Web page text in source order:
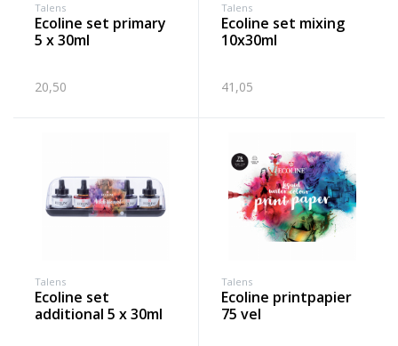
Talens
ecoline set primary
5 x 30ml
20,50
Talens
ecoline set mixing
10x30ml
41,05
Talens
ecoline set
additional 5 x 30ml
Talens
ecoline printpapier
75 vel